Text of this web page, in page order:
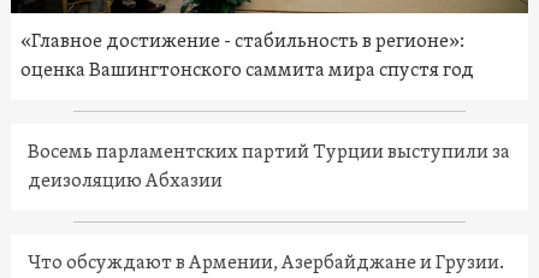
«Главное достижение - стабильность в регионе»:
оценка Вашингтонского саммита мира спустя год
Восемь парламентских партий Турции выступили за
деизоляцию Абхазии
Что обсуждают в Армении, Азербайджане и Грузии.